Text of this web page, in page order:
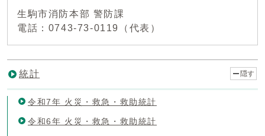
生駒市消防本部 警防課
電話：0743-73-0119（代表）
統計 隠す
令和7年 火災・救急・救助統計
令和6年 火災・救急・救助統計